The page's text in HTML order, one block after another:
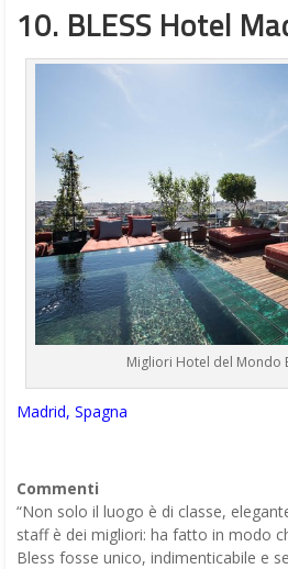
10. BLESS Hotel
Migliori Hotel del Mondo
Madrid, Spagna
Commenti
“Non solo il luogo è di classe,
staff è dei migliori: ha fatto in modo
Bless fosse unico, indimenticabile e